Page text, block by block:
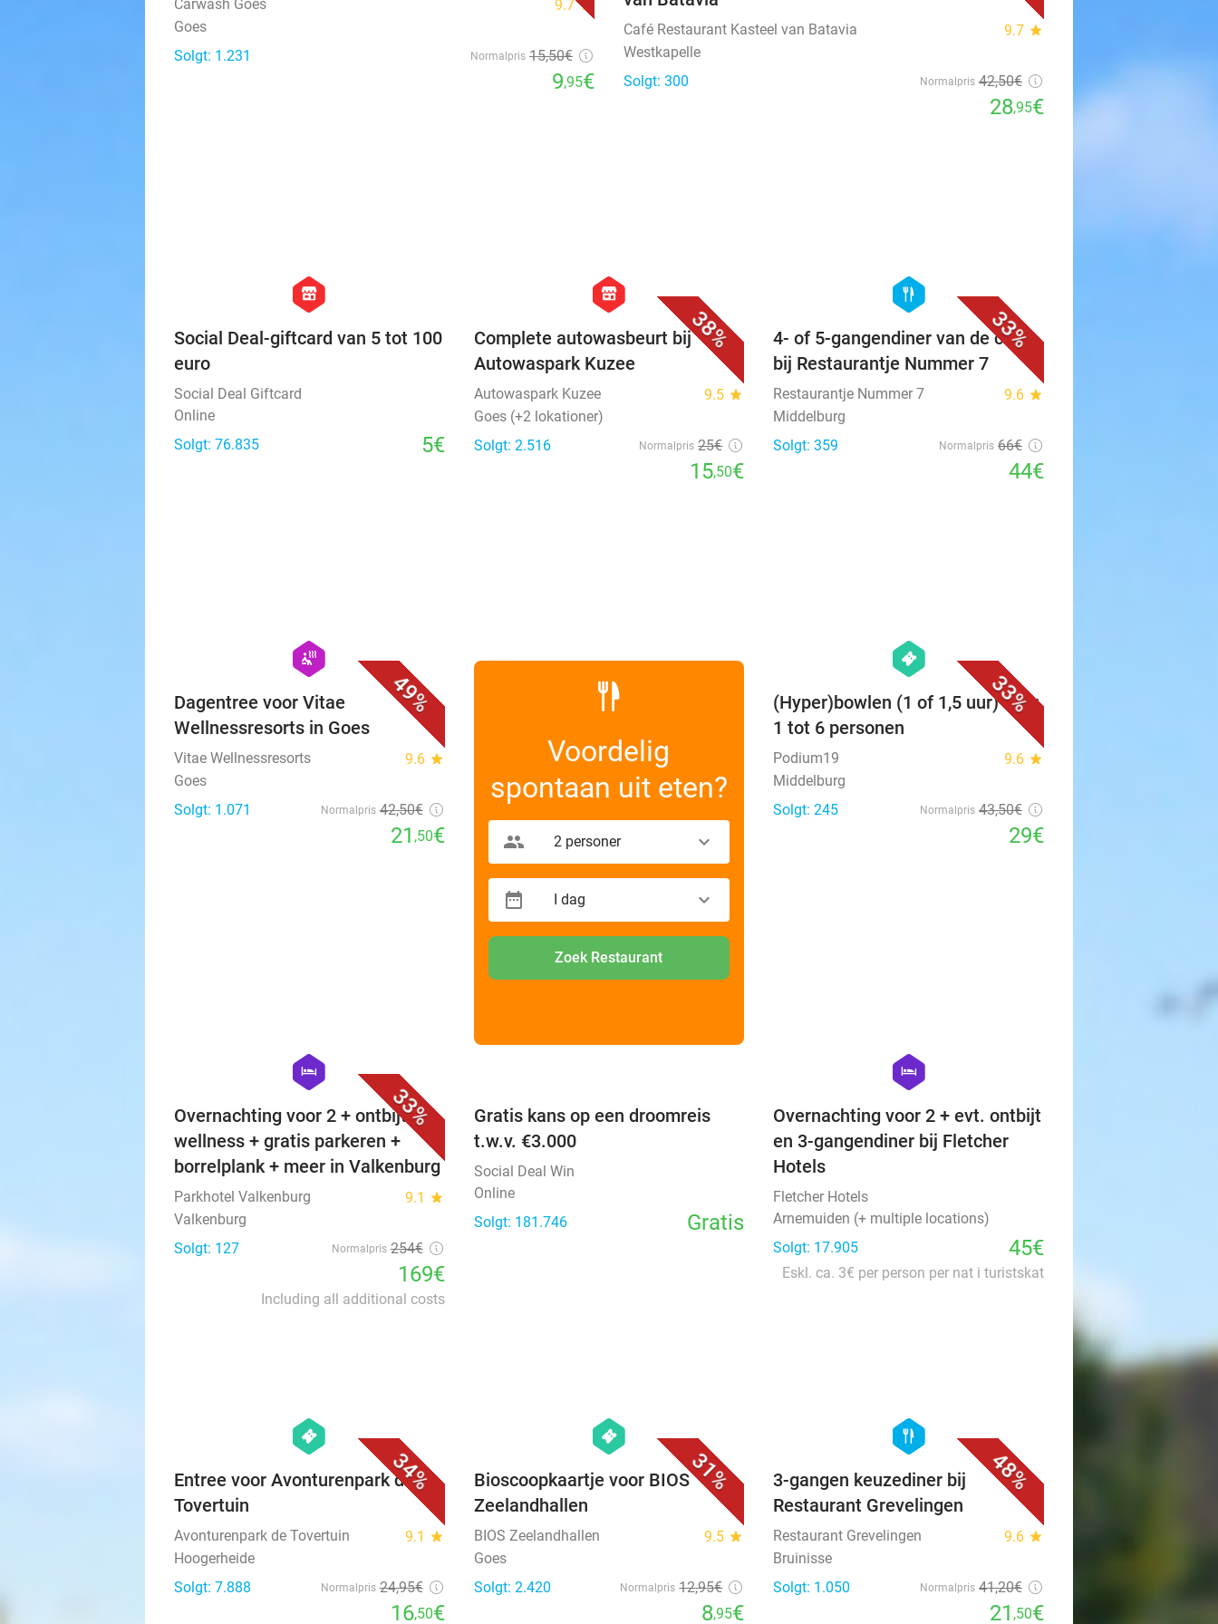
Carwash Goes 9.7star
Goes
Solgt: 1.231
Normalpris 15,50€
9,95€
Café Restaurant Kasteel van Batavia 9.7 star
Westkapelle
Solgt: 300
Normalpris 42,50€
28,95€
hexagon
store
Social Deal-giftcard van 5 tot 100
euro
Social Deal Giftcard
Online
Solgt: 76.835
5€
38%
hexagon
store
Complete autowasbeurt bij
Autowaspark Kuzee
Autowaspark Kuzee 9.5 star
Goes (+2 lokationer)
Solgt: 2.516
Normalpris 25€
15,50€
33%
hexagon
food
4- of 5-gangendiner van de chef
bij Restaurantje Nummer 7
Restaurantje Nummer 7 9.6 star
Middelburg
Solgt: 359
Normalpris 66€
44€
49%
hexagon
wellness
Dagentree voor Vitae
Wellnessresorts in Goes
Vitae Wellnessresorts 9.6 star
Goes
Solgt: 1.071
Normalpris 42,50€
21 ,50€
Voordelig
spontaan uit eten?
2 personer
I dag
Zoek Restaurant
33%
hexagon
events
(Hyper)bowlen (1 of 1,5 uur) voor
1 tot 6 personen
Podium19 9.6 star
Middelburg
Solgt: 245
Normalpris 43,50€
29€
33%
hexagon
hotel
Overnachting voor 2 + ontbijt +
wellness + gratis parkeren +
borrelplank + meer in Valkenburg
Parkhotel Valkenburg 9.1 star
Valkenburg
Solgt: 127
Normalpris 254€
169€
Including all additional costs
favorite_border
Gratis kans op een droomreis
t.w.v. €3.000
Social Deal Win
Online
Solgt: 181.746
Gratis
hexagon
hotel
Overnachting voor 2 + evt. ontbijt
en 3-gangendiner bij Fletcher
Hotels
Fletcher Hotels
Arnemuiden (+ multiple locations)
Solgt: 17.905
45€
Eskl. ca. 3€ per person per nat i turistskat
34%
hexagon
events
Entree voor Avonturenpark de
Tovertuin
Avonturenpark de Tovertuin 9.1 star
Hoogerheide
Solgt: 7.888
Normalpris 24,95€
16,50€
31%
hexagon
events
Bioscoopkaartje voor BIOS
Zeelandhallen
BIOS Zeelandhallen 9.5 star
Goes
Solgt: 2.420
Normalpris 12,95€
8,95€
48%
hexagon
food
3-gangen keuzediner bij
Restaurant Grevelingen
Restaurant Grevelingen 9.6 star
Bruinisse
Solgt: 1.050
Normalpris 41,20€
21 ,50€